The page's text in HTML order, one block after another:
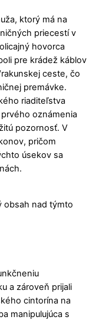
ktorý má na
priecestí v
hovorca
pre krádež káblov
ceste, čo
premávke.
riaditeľstva
oznámenia
pozornosť. V
pričom
úsekov sa
obsah nad týmto
a zároveň prijali
cintorína na
manipulujúca s